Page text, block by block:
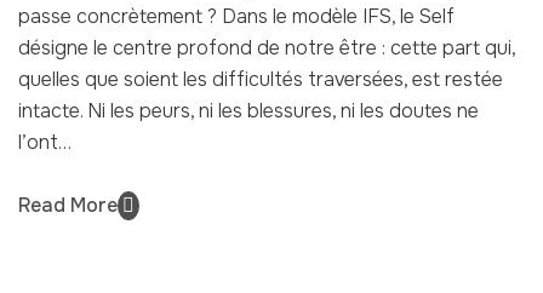
passe concrètement ? Dans le modèle IFS, le Self
désigne le centre profond de notre être : cette part qui,
quelles que soient les difficultés traversées, est restée
intacte. Ni les peurs, ni les blessures, ni les doutes ne
l’ont…
Read More